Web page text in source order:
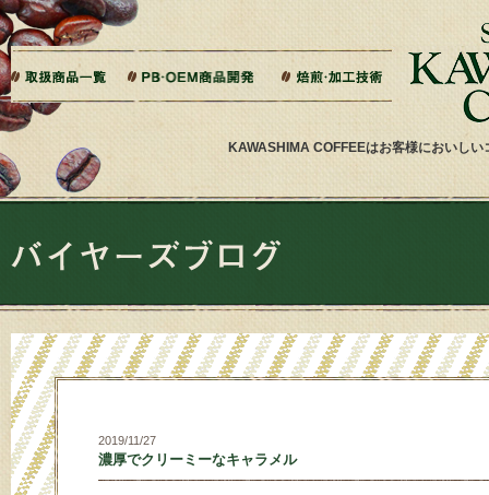
KAWASHIMA COFFEEはお客様においし
本文へジャンプ
ドリップバッグ加工
ティーバッグ加工
リキッドコーヒー加工
オーダー焙煎
パッケージデザイン・印刷
2019/11/27
濃厚でクリーミーなキャラメル